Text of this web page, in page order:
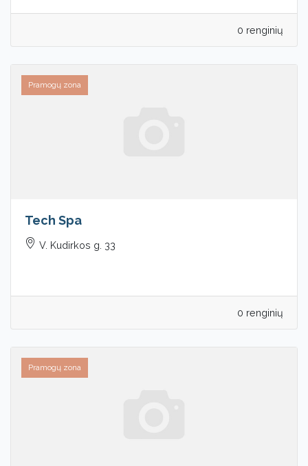
0 renginių
Pramogų zona
Tech Spa
V. Kudirkos g. 33
0 renginių
Pramogų zona